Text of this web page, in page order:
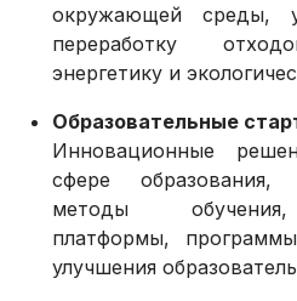
окружающей среды,
переработку
энергетику и
Образовательные
Инновационные
сфере
методы обучения,
платформы,
улучшения